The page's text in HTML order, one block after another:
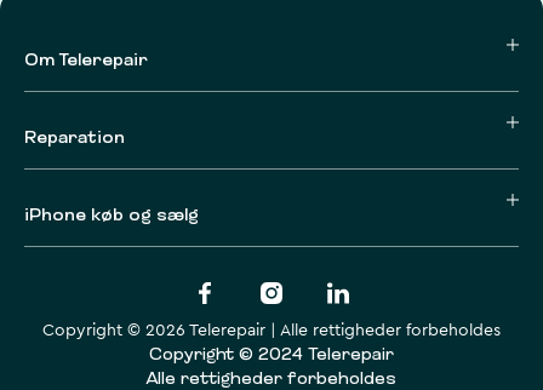
Om Telerepair
Reparation
iPhone køb og sælg
Copyright © 2026 Telerepair | Alle rettigheder forbeholdes
Copyright © 2024 Telerepair
Alle rettigheder forbeholdes